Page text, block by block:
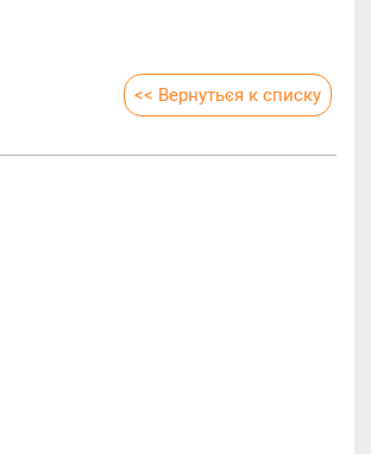
<< Вернуться к списку